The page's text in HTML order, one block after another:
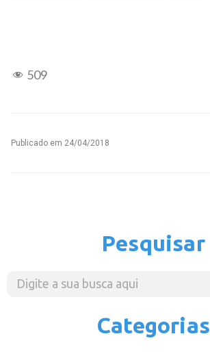
509
Publicado em 24/04/2018
Pesquisar
Categorias